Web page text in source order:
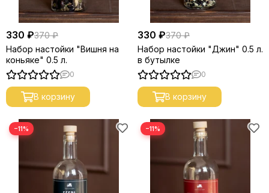
330 ₽370 ₽
Набор настойки "Вишня на
коньяке" 0.5 л.
0
В корзину
330 ₽370 ₽
Набор настойки "Джин" 0.5 л.
в бутылке
0
В корзину
−11% −11%